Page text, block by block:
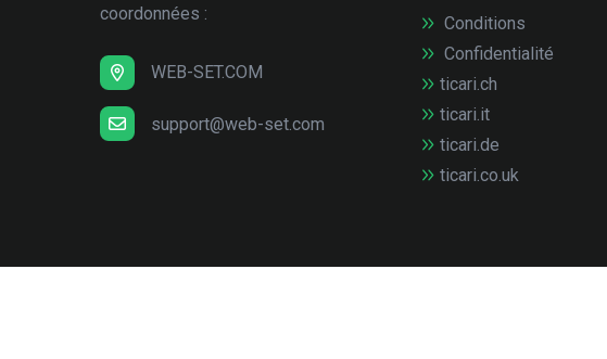
coordonnées :
WEB-SET.COM
support@web-set.com
Conditions
Confidentialité
ticari.ch
ticari.it
ticari.de
ticari.co.uk